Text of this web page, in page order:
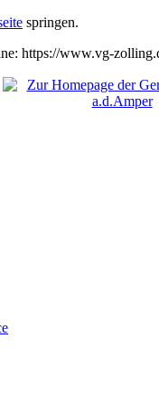
springen.
https://www.vg-